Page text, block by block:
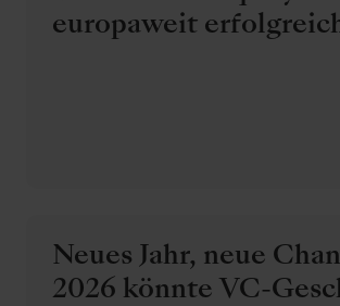
europaweit
Neues Jahr, neue
2026 könnte VC-